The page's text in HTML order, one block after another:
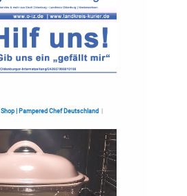
Shop | Pampered Chef Deutschland